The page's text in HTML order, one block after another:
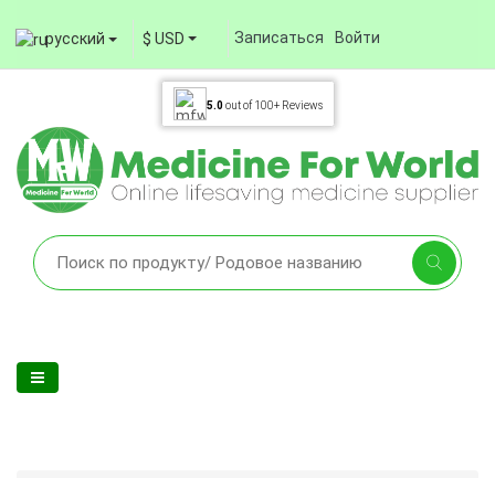
русский $ USD Записаться Войти
5.0out of 100+ Reviews